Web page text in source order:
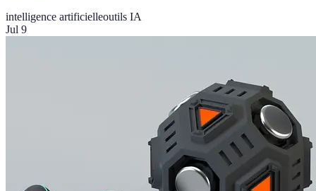
intelligence artificielleoutils IA
Jul 9